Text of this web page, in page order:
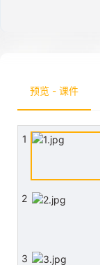
预览 - 课件
1
2
3